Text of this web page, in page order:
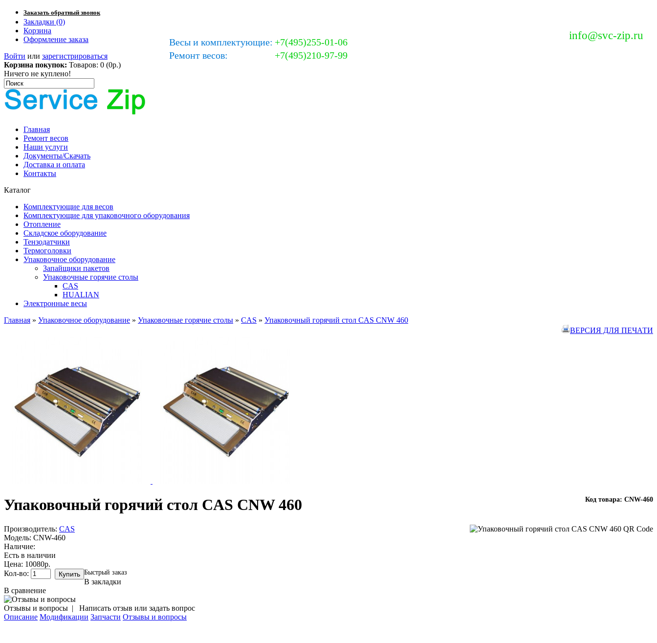
info@svc-zip.ru
Заказать обратный звонок
Закладки (0)
Корзина
Оформление заказа
Войти или зарегистрироваться
Весы и комплектующие: +7(495)255-01-06
Ремонт весов:
+7(495)210-97-99
Корзина покупок: Товаров: 0 (0р.)
Ничего не куплено!
Главная
Ремонт весов
Наши услуги
Документы/Скачать
Доставка и оплата
Контакты
Каталог
Комплектующие для весов
Комплектующие для упаковочного оборудования
Отопление
Складское оборудование
Тензодатчики
Термоголовки
Упаковочное оборудование
Запайщики пакетов
Упаковочные горячие столы
CAS
HUALIAN
Электронные весы
Главная » Упаковочное оборудование » Упаковочные горячие столы » CAS » Упаковочный горячий стол CAS CNW 460
ВЕРСИЯ ДЛЯ ПЕЧАТИ
Упаковочный горячий стол CAS CNW 460 Код товара: CNW-460
Производитель: CAS
Модель: CNW-460
Наличие:
Есть в наличии
Цена: 10080р.
Кол-во:
Быстрый заказ
В закладки
В сравнение
Отзывы и вопросы | Написать отзыв или задать вопрос
Описание Модификации Запчасти Отзывы и вопросы